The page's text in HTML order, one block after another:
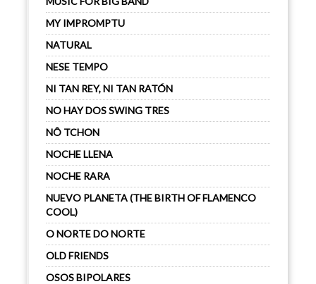
MY IMPROMPTU
NATURAL
NESE TEMPO
NI TAN REY, NI TAN RATÓN
NO HAY DOS SWING TRES
NÔ TCHON
NOCHE LLENA
NOCHE RARA
NUEVO PLANETA (THE BIRTH OF FLAMENCO
COOL)
O NORTE DO NORTE
OLD FRIENDS
OSOS BIPOLARES